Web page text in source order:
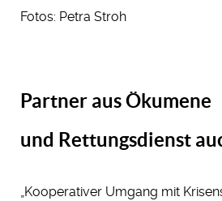
Fotos: Petra Stroh
Partner aus Ökumene
und Rettungsdienst
„Kooperativer Umgang mit